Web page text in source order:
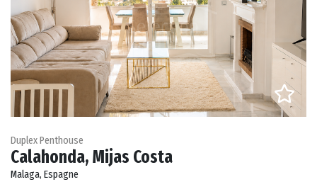
Duplex Penthouse
Calahonda, Mijas Costa
Malaga, Espagne